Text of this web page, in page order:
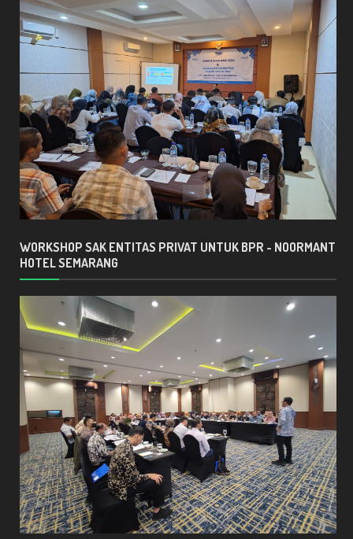
WORKSHOP SAK ENTITAS PRIVAT UNTUK BPR - NOORMANT
HOTEL SEMARANG